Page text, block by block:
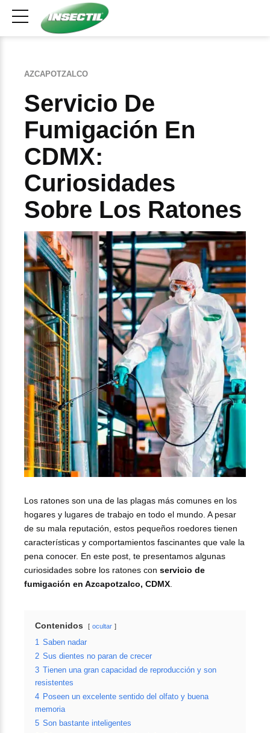
AZCAPOTZALCO
Servicio De
Fumigación En
CDMX:
Curiosidades
Sobre Los Ratones
Los ratones son una de las plagas más comunes en los
hogares y lugares de trabajo en todo el mundo. A pesar
de su mala reputación, estos pequeños roedores tienen
características y comportamientos fascinantes que vale la
pena conocer. En este post, te presentamos algunas
curiosidades sobre los ratones con servicio de
fumigación en Azcapotzalco, CDMX.
Contenidos ocultar
1 Saben nadar
2 Sus dientes no paran de crecer
3
Tienen una gran capacidad de reproducción y son
resistentes
4 Poseen un excelente sentido del olfato y buena
memoria
5 Son bastante inteligentes